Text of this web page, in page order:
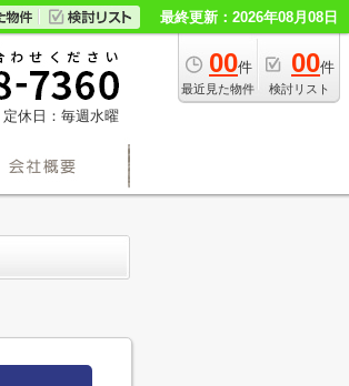
最終更新：2026年08月08日
00件
最近見た物件
00件
検討リスト
定休日：毎週水曜